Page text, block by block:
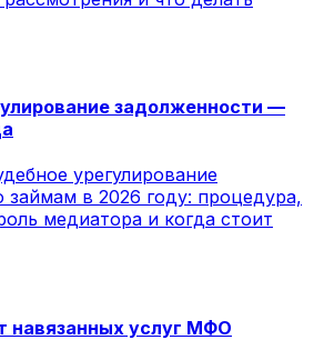
задолженности —
урегулирование
займам в 2026 году: процедура,
медиатора и когда стоит
навязанных услуг МФО